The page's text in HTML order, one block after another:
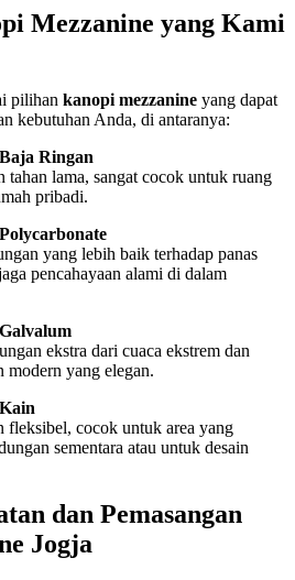
Mezzanine yang Kami
pilihan kanopi mezzanine yang dapat
kebutuhan Anda, di antaranya:
Ringan
tahan lama, sangat cocok untuk ruang
pribadi.
yang lebih baik terhadap panas
pencahayaan alami di dalam
ekstra dari cuaca ekstrem dan
modern yang elegan.
fleksibel, cocok untuk area yang
sementara atau untuk desain
dan Pemasangan
Jogja